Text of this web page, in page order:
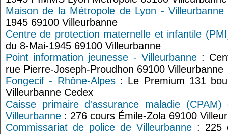
Maison de la Métropole de Lyon - Villeurbanne
1945 69100 Villeurbanne
Centre de protection maternelle et infantile
du 8-Mai-1945 69100 Villeurbanne
Point information jeunesse - Villeurbanne:
rue Pierre-Joseph-Proudhon 69100 Villeurbanne
Fongecif - Rhône-Alpes: Le Premium 131
Villeurbanne Cedex
Caisse primaire d'assurance maladie
Villeurbanne : 276 cours Émile-Zola 69100
Commissariat de police de Villeurbanne : 225